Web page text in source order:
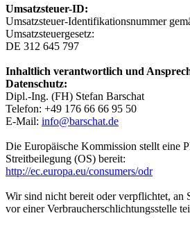
Umsatzsteuer-ID:
Umsatzsteuer-Identifikationsnummer
Umsatzsteuergesetz:
DE 312 645 797
Inhaltlich verantwortlich und
Datenschutz:
Dipl.-Ing. (FH) Stefan Barschat
Telefon: +49 176 66 66 95 50
E-Mail: info@barschat.de
Die Europäische Kommission stellt eine
Streitbeilegung (OS) bereit:
http://ec.europa.eu/consumers/odr
Wir sind nicht bereit oder verpflichtet, an
vor einer Verbraucherschlichtungsstelle